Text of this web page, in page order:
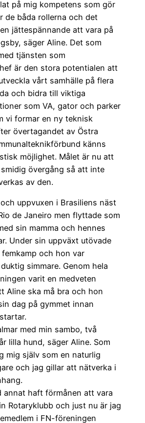
på mig kompetens som gör
de båda rollerna och det
jättespännande att vara på
säger Aline. Det som
tjänsten som
är den stora potentialen att
vårt samhälle på flera
och bidra till viktiga
som VA, gator och parker
vi formar en ny teknisk
övertagandet av Östra
känns
möjlighet. Målet är nu att
övergång så att inte
av den.
och uppvuxen i Brasiliens näst
de Janeiro men flyttade som
sin mamma och hennes
Under sin uppväxt utövade
och hon var
simmare. Genom hela
varit en medveten
Aline ska må bra och hon
dag på gymmet innan
med min sambo, två
lilla hund, säger Aline. Som
mig själv som en naturlig
och jag gillar att nätverka i
annat haft förmånen att vara
Rotaryklubb och just nu är jag
i FN-föreningen